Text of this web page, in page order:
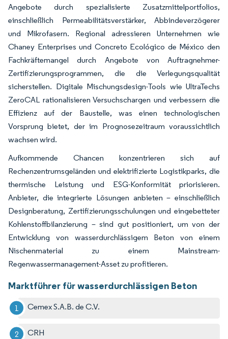
Angebote durch spezialisierte Zusatzmittelportfolios,
einschließlich Permeabilitätsverstärker, Abbindeverzögerer
und Mikrofasern. Regional adressieren Unternehmen wie
Chaney Enterprises und Concreto Ecológico de México den
Fachkräftemangel durch Angebote von Auftragnehmer-
Zertifizierungsprogrammen, die die Verlegungsqualität
sicherstellen. Digitale Mischungsdesign-Tools wie UltraTechs
ZeroCAL rationalisieren Versuchschargen und verbessern die
Effizienz auf der Baustelle, was einen technologischen
Vorsprung bietet, der im Prognosezeitraum voraussichtlich
wachsen wird.
Aufkommende Chancen konzentrieren sich auf
Rechenzentrumsgeländen und elektrifizierte Logistikparks, die
thermische Leistung und ESG-Konformität priorisieren.
Anbieter, die integrierte Lösungen anbieten – einschließlich
Designberatung, Zertifizierungsschulungen und eingebetteter
Kohlenstoffbilanzierung – sind gut positioniert, um von der
Entwicklung von wasserdurchlässigem Beton von einem
Nischenmaterial zu einem Mainstream-
Regenwassermanagement-Asset zu profitieren.
Marktführer für wasserdurchlässigen Beton
Cemex S.A.B. de C.V.
CRH